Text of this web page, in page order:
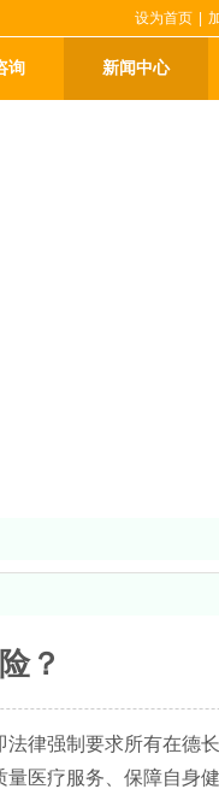
询 新闻中心
设为首页
？
律强制要求所有在德
医疗服务、保障自身